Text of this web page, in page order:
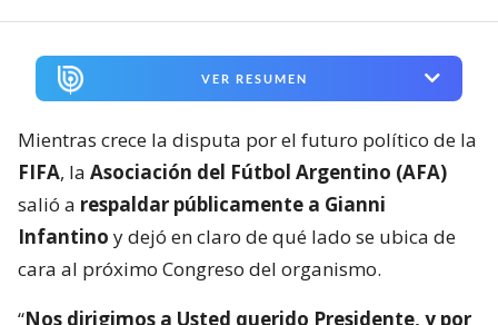
VER RESUMEN
Mientras crece la disputa por el futuro político de la
FIFA, la Asociación del Fútbol Argentino (AFA)
salió a respaldar públicamente a Gianni
Infantino y dejó en claro de qué lado se ubica de
cara al próximo Congreso del organismo.
“Nos dirigimos a Usted querido Presidente, y por